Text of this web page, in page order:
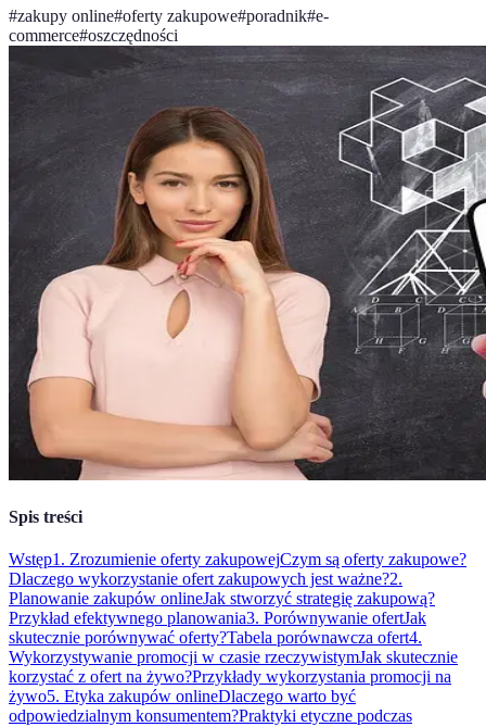
#zakupy online#oferty zakupowe#poradnik#e-
commerce#oszczędności
Spis treści
Wstęp1. Zrozumienie oferty zakupowejCzym są oferty zakupowe?
Dlaczego wykorzystanie ofert zakupowych jest ważne?2.
Planowanie zakupów onlineJak stworzyć strategię zakupową?
Przykład efektywnego planowania3. Porównywanie ofertJak
skutecznie porównywać oferty?Tabela porównawcza ofert4.
Wykorzystywanie promocji w czasie rzeczywistymJak skutecznie
korzystać z ofert na żywo?Przykłady wykorzystania promocji na
żywo5. Etyka zakupów onlineDlaczego warto być
odpowiedzialnym konsumentem?Praktyki etyczne podczas